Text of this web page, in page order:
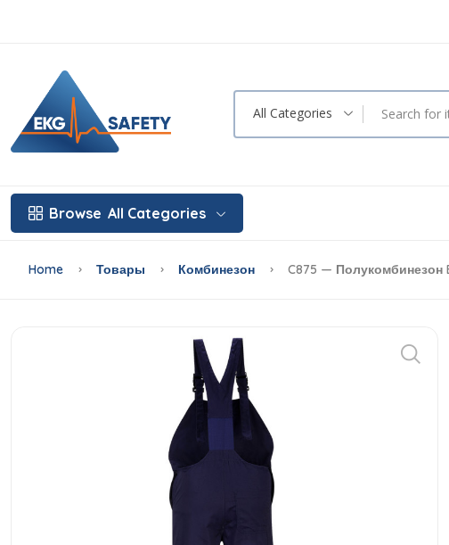
All Categories
Browse All Categories
Home Товары Комбинезон C875 — Полукомбинезон